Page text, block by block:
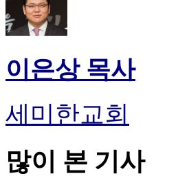
이은상 목사
세미한교회
많이 본 기사